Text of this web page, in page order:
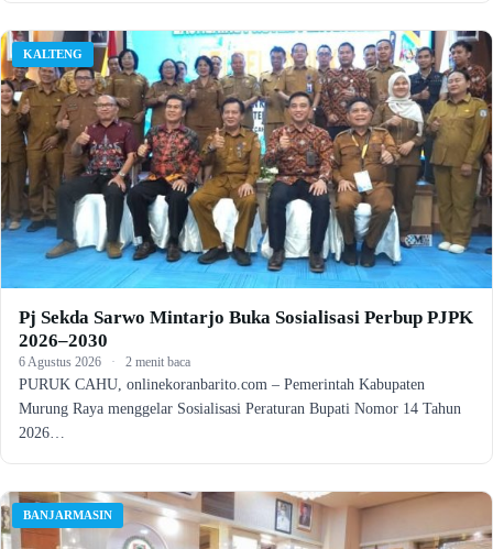
KALTENG
Pj Sekda Sarwo Mintarjo Buka Sosialisasi Perbup PJPK
2026–2030
6 Agustus 2026 · 2 menit baca
PURUK CAHU, onlinekoranbarito.com – Pemerintah Kabupaten
Murung Raya menggelar Sosialisasi Peraturan Bupati Nomor 14 Tahun
2026…
BANJARMASIN